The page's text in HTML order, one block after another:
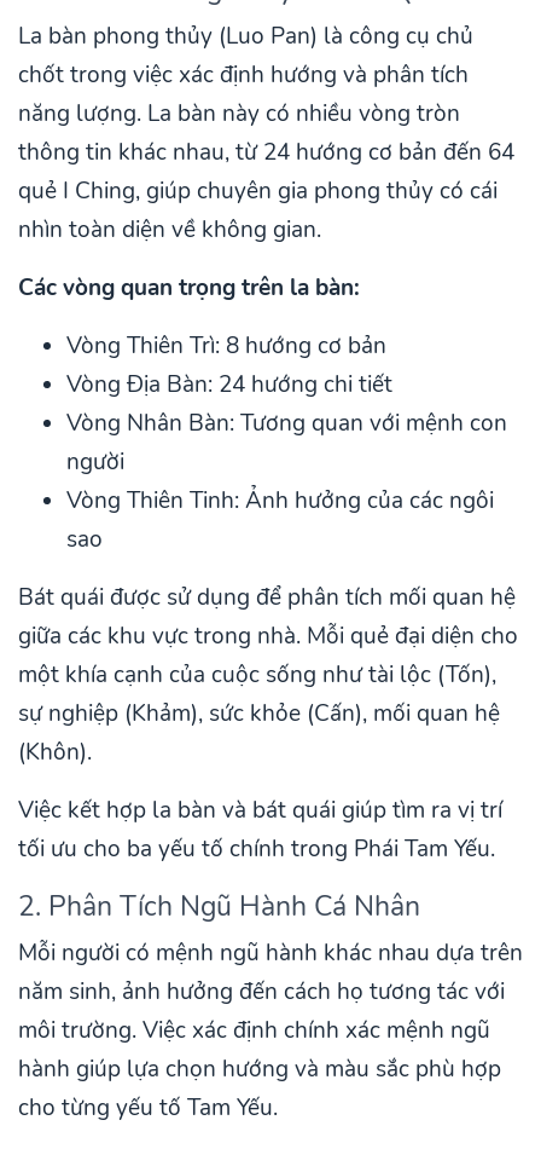
La bàn phong thủy (Luo Pan) là công cụ chủ
chốt trong việc xác định hướng và phân tích
năng lượng. La bàn này có nhiều vòng tròn
thông tin khác nhau, từ 24 hướng cơ bản đến 64
quẻ I Ching, giúp chuyên gia phong thủy có cái
nhìn toàn diện về không gian.
Các vòng quan trọng trên la bàn:
Vòng Thiên Trì: 8 hướng cơ bản
Vòng Địa Bàn: 24 hướng chi tiết
Vòng Nhân Bàn: Tương quan với mệnh con
người
Vòng Thiên Tinh: Ảnh hưởng của các ngôi
sao
Bát quái được sử dụng để phân tích mối quan hệ
giữa các khu vực trong nhà. Mỗi quẻ đại diện cho
một khía cạnh của cuộc sống như tài lộc (Tốn),
sự nghiệp (Khảm), sức khỏe (Cấn), mối quan hệ
(Khôn).
Việc kết hợp la bàn và bát quái giúp tìm ra vị trí
tối ưu cho ba yếu tố chính trong Phái Tam Yếu.
2. Phân Tích Ngũ Hành Cá Nhân
Mỗi người có mệnh ngũ hành khác nhau dựa trên
năm sinh, ảnh hưởng đến cách họ tương tác với
môi trường. Việc xác định chính xác mệnh ngũ
hành giúp lựa chọn hướng và màu sắc phù hợp
cho từng yếu tố Tam Yếu.